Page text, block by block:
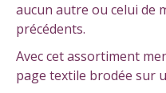
aucun autre ou celui de
précédents.
Avec cet assortiment
page textile brodée sur